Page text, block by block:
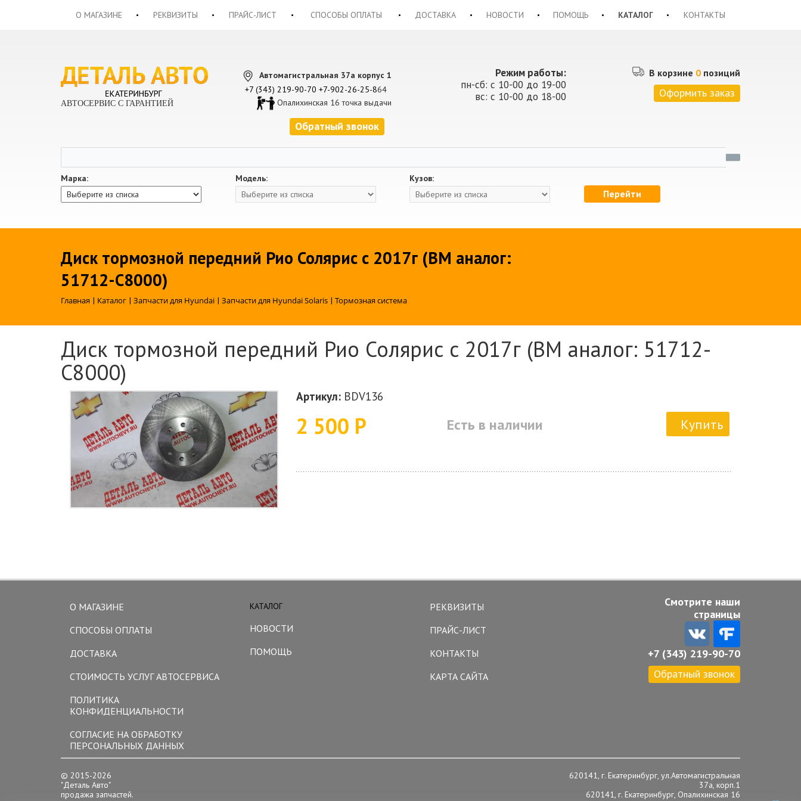
О МАГАЗИНЕ РЕКВИЗИТЫ ПРАЙС-ЛИСТ СПОСОБЫ ОПЛАТЫ ДОСТАВКА НОВОСТИ ПОМОЩЬ КАТАЛОГ КОНТАКТЫ
АВТОСЕРВИС С ГАРАНТИЕЙ
Автомагистральная 37а корпус 1
+7 (343) 219-90-70 +7-902-26-25-864
Опалихинская 16 точка выдачи
Обратный звонок
Режим работы:
пн-сб: с 10-00 до 19-00
вс: с 10-00 до 18-00
В корзине 0 позиций
Оформить заказ
Марка: Модель: Кузов:
Перейти
Диск тормозной передний Рио Солярис с 2017г (BM аналог:
51712-C8000)
Главная | Каталог | Запчасти для Hyundai | Запчасти для Hyundai Solaris | Тормозная система
Диск тормозной передний Рио Солярис с 2017г (BM аналог: 51712-
C8000)
Артикул: BDV136
2 500 Р Есть в наличии Купить
О МАГАЗИНЕ
СПОСОБЫ ОПЛАТЫ
ДОСТАВКА
СТОИМОСТЬ УСЛУГ АВТОСЕРВИСА
КАТАЛОГ
НОВОСТИ
ПОМОЩЬ
РЕКВИЗИТЫ
ПРАЙС-ЛИСТ
КОНТАКТЫ
КАРТА САЙТА
ПОЛИТИКА
КОНФИДЕНЦИАЛЬНОСТИ
СОГЛАСИЕ НА ОБРАБОТКУ
ПЕРСОНАЛЬНЫХ ДАННЫХ
Смотрите наши
страницы
+7 (343) 219-90-70
Обратный звонок
© 2015-2026
"Деталь Авто"
продажа запчастей.
620141, г. Екатеринбург, ул.Автомагистральная
37а, корп.1
620141, г. Екатеринбург, Опалихинская 16